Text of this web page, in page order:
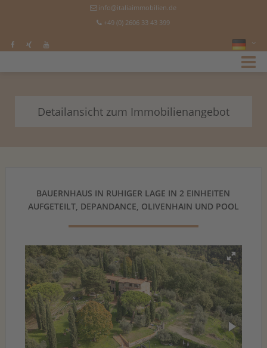
info@italiaimmobilien.de
+49 (0) 2606 33 43 399
Detailansicht zum Immobilienangebot
BAUERNHAUS IN RUHIGER LAGE IN 2 EINHEITEN
AUFGETEILT, DEPANDANCE, OLIVENHAIN UND POOL